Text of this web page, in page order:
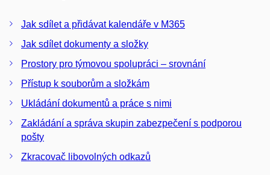
Jak sdílet a přidávat kalendáře v M365
Jak sdílet dokumenty a složky
Prostory pro týmovou spolupráci – srovnání
Přístup k souborům a složkám
Ukládání dokumentů a práce s nimi
Zakládání a správa skupin zabezpečení s podporou
pošty
Zkracovač libovolných odkazů